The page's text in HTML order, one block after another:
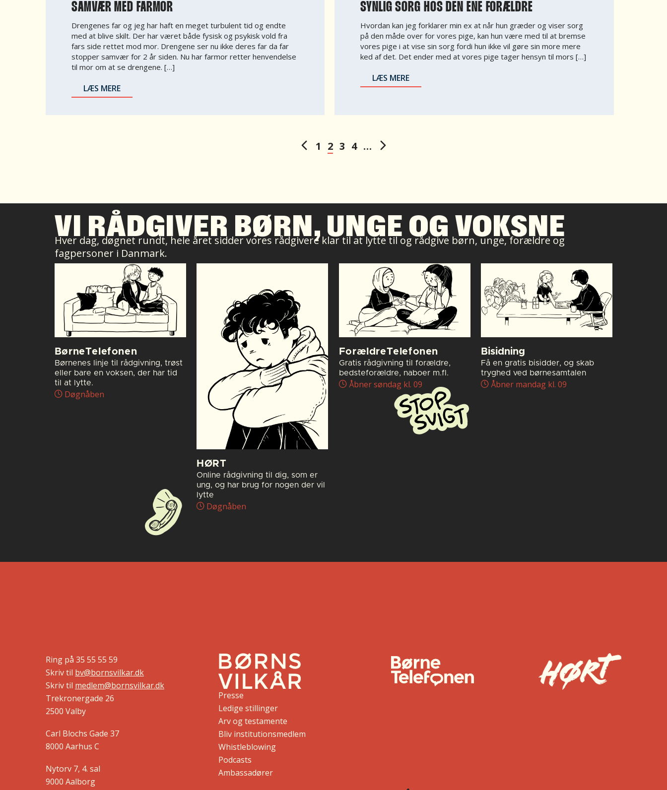
SAMVÆR MED FARMOR
Drengenes far og jeg har haft en meget turbulent tid og endte
med at blive skilt. Der har været både fysisk og psykisk vold fra
fars side rettet mod mor. Drengene ser nu ikke deres far da far
stopper samvær for 2 år siden. Nu har farmor retter henvendelse
til mor om at se drengene. […]
LÆS MERE
SYNLIG SORG HOS DEN ENE FORÆLDRE
Hvordan kan jeg forklarer min ex at når hun græder og viser sorg
på den måde over for vores pige, kan hun være med til at bremse
vores pige i at vise sin sorg fordi hun ikke vil gøre sin more mere
ked af det. Det ender med at vores pige tager hensyn til mors […]
LÆS MERE
1 2 3 4 …
VI RÅDGIVER BØRN, UNGE OG VOKSNE
Hver dag, døgnet rundt, hele året sidder vores rådgivere klar til at lytte til og rådgive børn, unge, forældre og
fagpersoner i Danmark.
BørneTelefonen
Børnenes linje til rådgivning, trøst
eller bare en voksen, der har tid
til at lytte.
Døgnåben
HØRT
Online rådgivning til dig, som er
ung, og har brug for nogen der vil
lytte
Døgnåben
ForældreTelefonen
Gratis rådgivning til forældre,
bedsteforældre, naboer m.fl.
Åbner søndag kl. 09
Bisidning
Få en gratis bisidder, og skab
tryghed ved børnesamtalen
Åbner mandag kl. 09
Ring på 35 55 55 59
Skriv til bv@bornsvilkar.dk
Skriv til medlem@bornsvilkar.dk
Trekronergade 26
2500 Valby
Carl Blochs Gade 37
8000 Aarhus C
Nytorv 7, 4. sal
9000 Aalborg
Presse
Ledige stillinger
Arv og testamente
Bliv institutionsmedlem
Whistleblowing
Podcasts
Ambassadører